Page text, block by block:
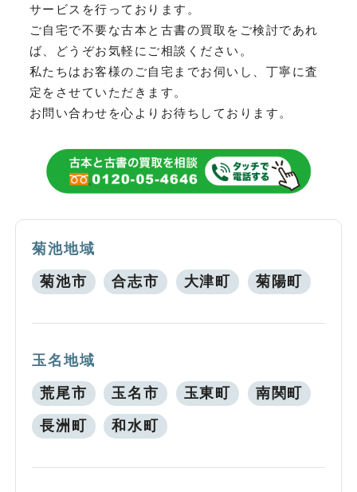
サービスを行っております。
ご自宅で不要な古本と古書の買取をご検討であれ
ば、どうぞお気軽にご相談ください。
私たちはお客様のご自宅までお伺いし、丁寧に査
定をさせていただきます。
お問い合わせを心よりお待ちしております。
菊池地域
菊池市 合志市 大津町 菊陽町
玉名地域
荒尾市 玉名市 玉東町 南関町
長洲町 和水町